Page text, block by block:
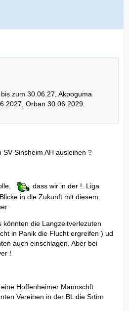
zum 30.06.27, Akpoguma
Orban 30.06.2029.
Sinsheim AH ausleihen ?
dass wir in der !. Liga
in die Zukunft mit diesem
könnten die Langzeitverlezuten
in Panik die Flucht ergreifen ) ud
auch einschlagen. Aber bei
!
Hoffenheimer Mannschft
Vereinen in der BL die Srtirn